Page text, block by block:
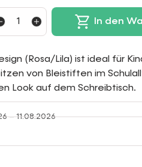
In den
(Rosa/Lila) ist ideal für
von Bleistiften im
Look auf dem Schreibtisch.
– 11.08.2026